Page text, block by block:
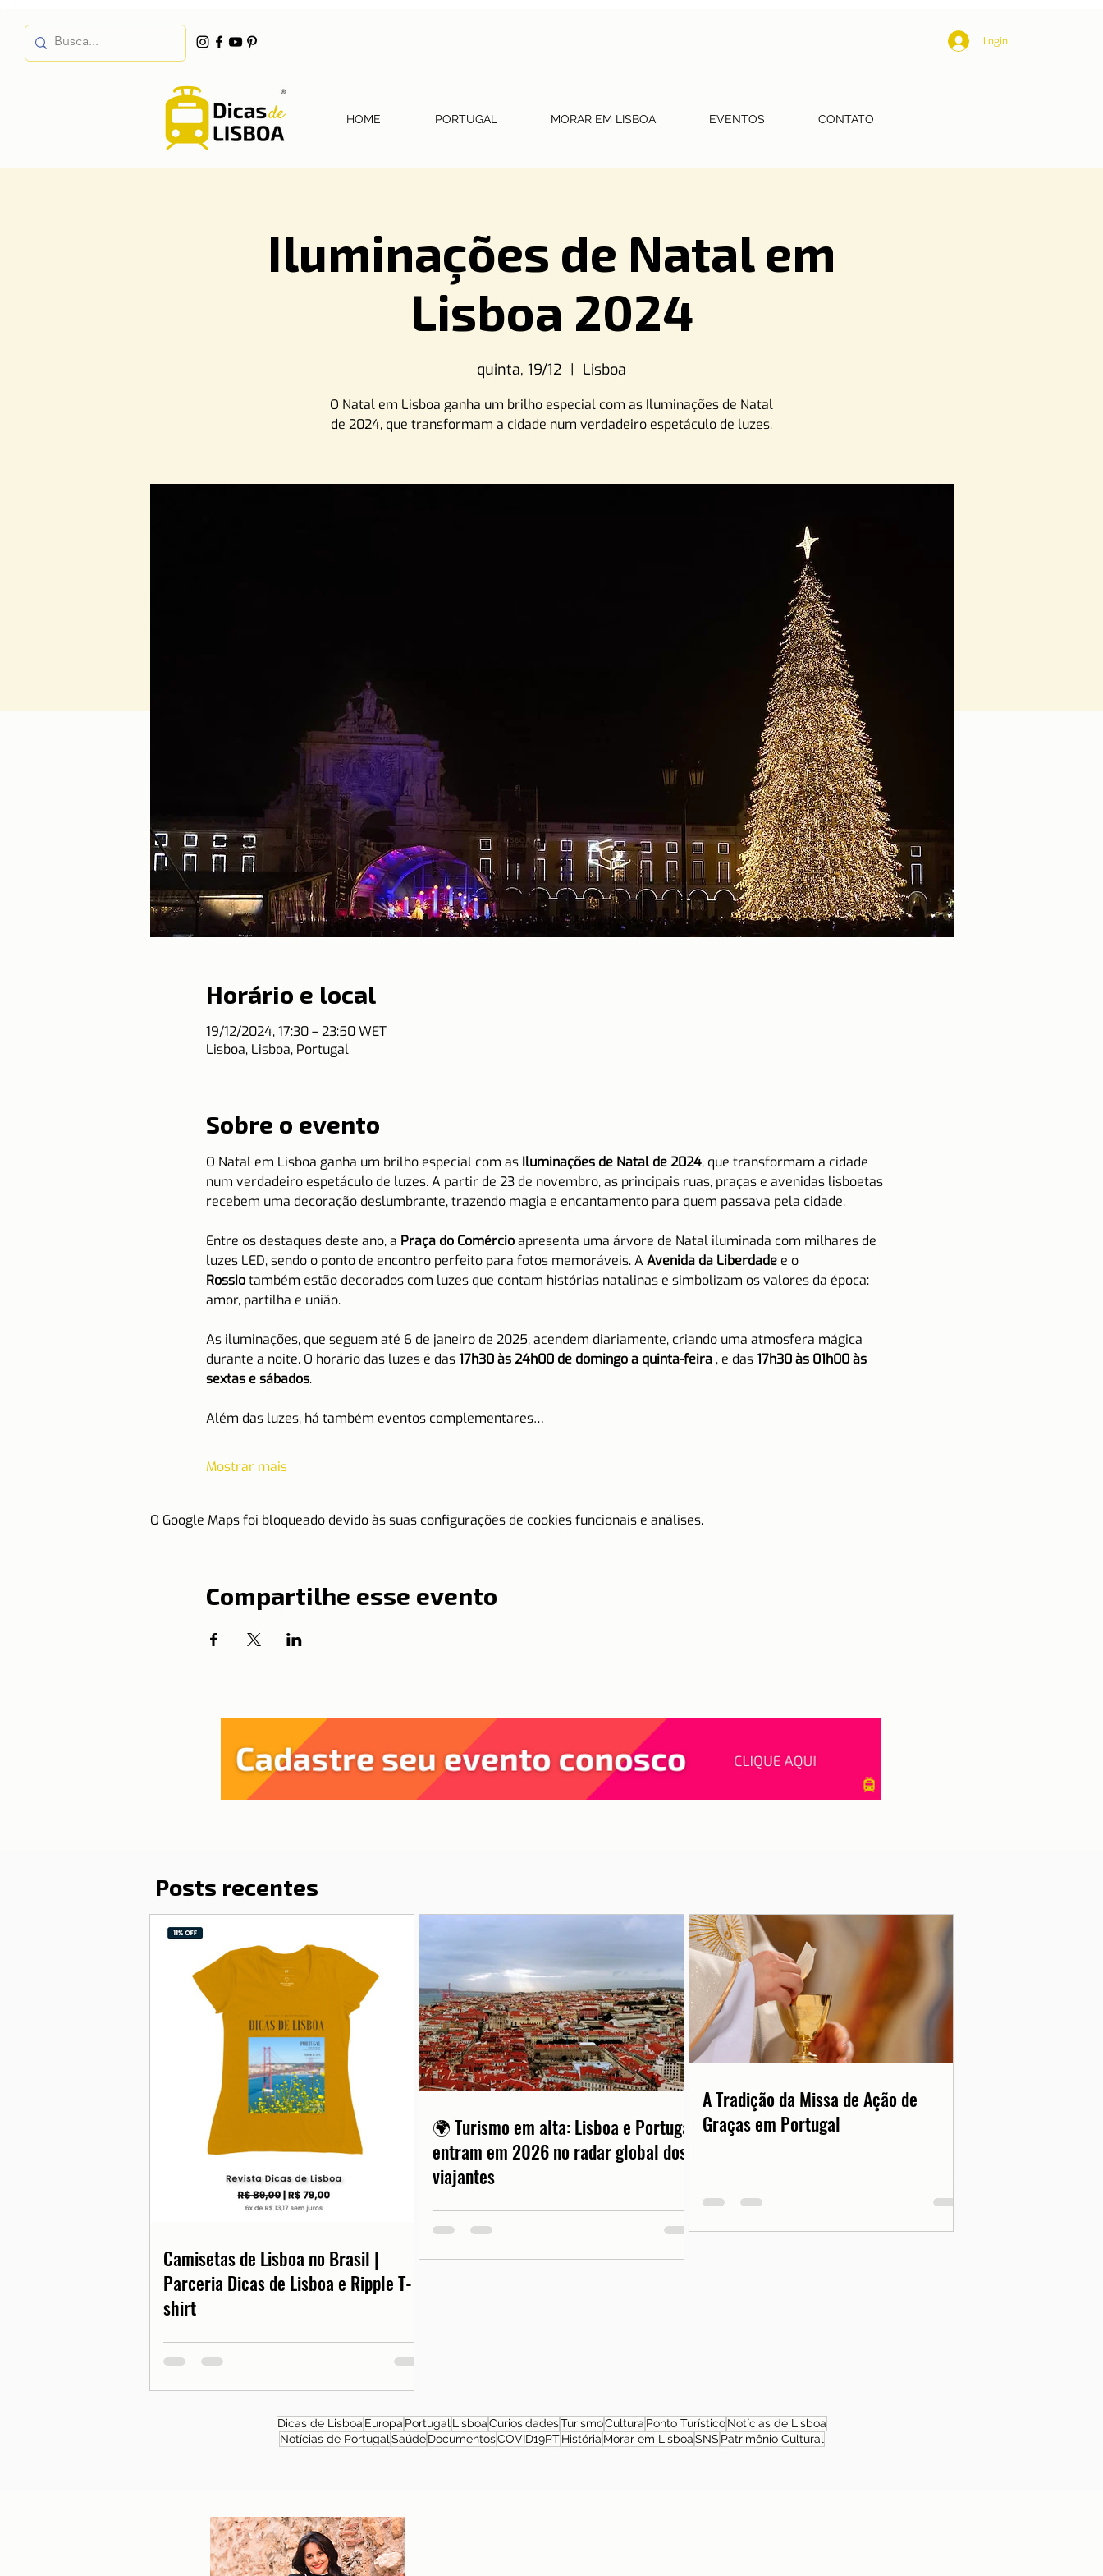
Login
HOME PORTUGAL MORAR EM LISBOA EVENTOS CONTATO
Iluminações de Natal em
Lisboa 2024
quinta, 19/12
  |
Lisboa
O Natal em Lisboa ganha um brilho especial com as Iluminações de Natal
de 2024, que transformam a cidade num verdadeiro espetáculo de luzes.
Horário e local
19/12/2024, 17:30 – 23:50 WET
Lisboa, Lisboa, Portugal
Sobre o evento
O Natal em Lisboa ganha um brilho especial com as Iluminações de Natal de 2024, que transformam a cidade
num verdadeiro espetáculo de luzes. A partir de 23 de novembro, as principais ruas, praças e avenidas lisboetas
recebem uma decoração deslumbrante, trazendo magia e encantamento para quem passava pela cidade.
Entre os destaques deste ano, a Praça do Comércio apresenta uma árvore de Natal iluminada com milhares de
luzes LED, sendo o ponto de encontro perfeito para fotos memoráveis. A Avenida da Liberdade e o
Rossio também estão decorados com luzes que contam histórias natalinas e simbolizam os valores da época:
amor, partilha e união.
As iluminações, que seguem até 6 de janeiro de 2025, acendem diariamente, criando uma atmosfera mágica
durante a noite. O horário das luzes é das 17h30 às 24h00 de domingo a quinta-feira , e das 17h30 às 01h00 às
sextas e sábados.
Além das luzes, há também eventos complementares…
Mostrar mais
O Google Maps foi bloqueado devido às suas configurações de cookies funcionais e análises.
Compartilhe esse evento
Posts recentes
Camisetas de Lisboa no Brasil |
Parceria Dicas de Lisboa e Ripple T-
shirt
🌍 Turismo em alta: Lisboa e Portugal
entram em 2026 no radar global dos
viajantes
A Tradição da Missa de Ação de
Graças em Portugal
Dicas de Lisboa Europa Portugal LisboaCuriosidadesTurismoCultura Ponto Turístico Notícias de Lisboa
Notícias de Portugal Saúde DocumentosCOVID19PT História Morar em LisboaSNS Patrimônio Cultural